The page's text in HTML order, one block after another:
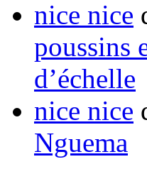
nice nice
poussins
d’échelle
nice nice
Nguema